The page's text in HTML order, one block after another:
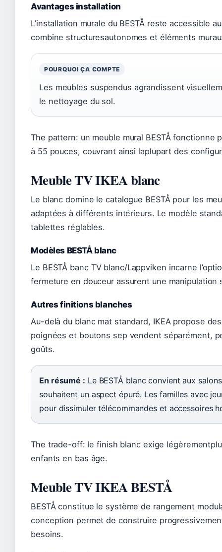
Avantages installation
L’installation murale du BESTÅ reste accessible
combine structuresautonomes et éléments
POURQUOI ÇA COMPTE
Les meubles suspendus agrandissent
le nettoyage du sol.
The pattern: un meuble mural BESTÅ
à 55 pouces, couvrant ainsi laplupart des
Meuble TV IKEA blanc
Le blanc domine le catalogue BESTÅ pour les
adaptées à différents intérieurs. Le modèle
tablettes réglables.
Modèles BESTÅ blanc
Le BESTÅ banc TV blanc/Lappviken incarne
fermeture en douceur assurent une
Autres finitions blanches
Au-delà du blanc mat standard, IKEA propose
poignées et boutons sep vendent séparément,
goûts.
En résumé : Le BESTÅ blanc convient aux
souhaitent un aspect épuré. Les familles avec
pour dissimuler télécommandes et accessoires
The trade-off: le finish blanc exige
enfants en bas âge.
Meuble TV IKEA BESTÅ
BESTÅ constitue le système de rangement
conception permet de construire
besoins.